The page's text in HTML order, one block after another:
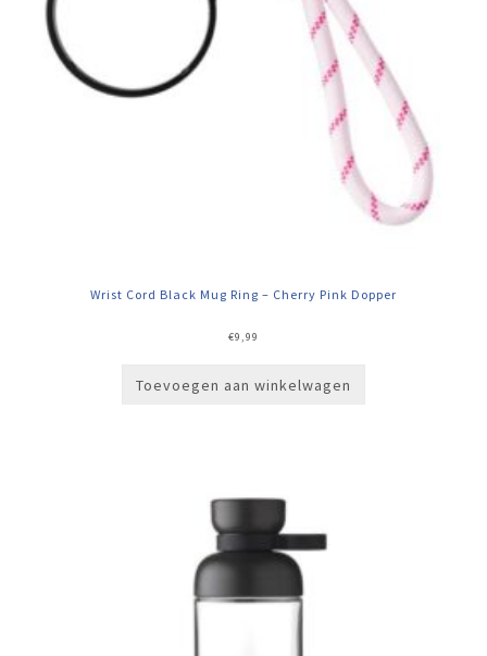
Wrist Cord Black Mug Ring – Cherry Pink Dopper
€9,99
Toevoegen aan winkelwagen